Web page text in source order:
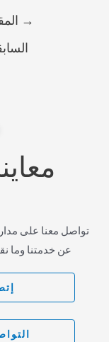
→
عن خدمتنا وما